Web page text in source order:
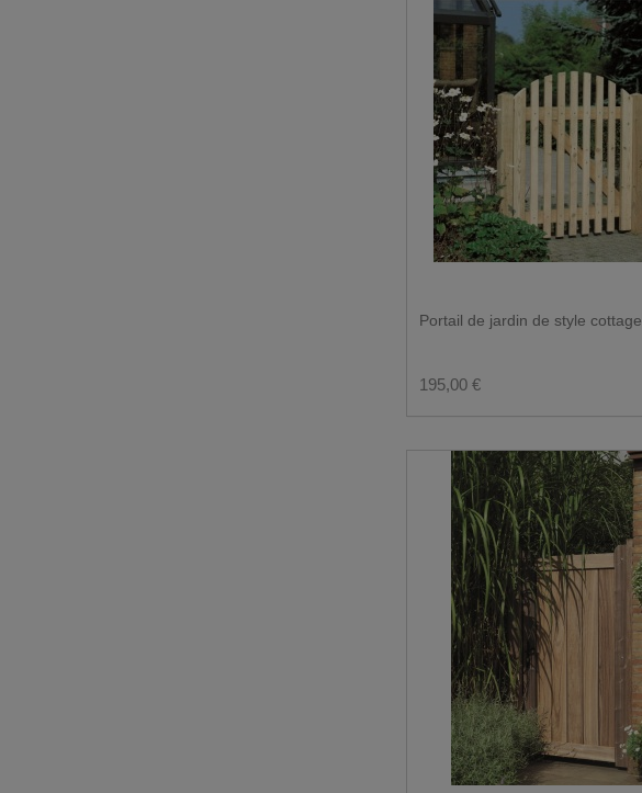
Portail de jardin de style cottage
195,00 €